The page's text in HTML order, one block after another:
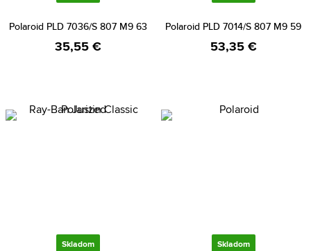
Polaroid PLD 7036/S 807 M9 63
35,55 €
Polaroid PLD 7014/S 807 M9 59
53,35 €
Skladom Skladom